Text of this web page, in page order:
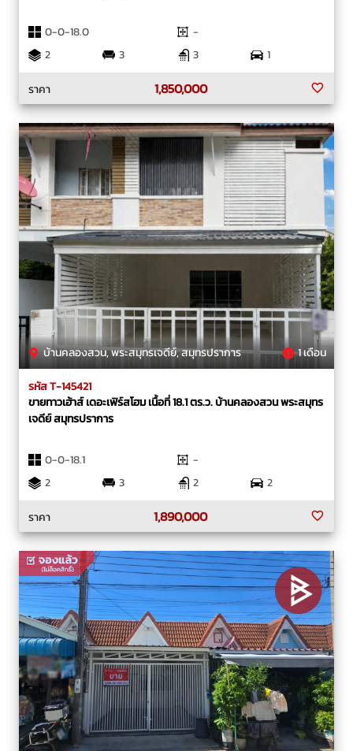
0-0-18.0
-
2
3 3
1
ราคา
1,850,000
บ้านคลองสวน, พระสมุทรเจดีย์, สมุทรปราการ 1 เดือน
รหัส T-145421
ขายทาวเฮ้าส์ เดอะเฟิร์สโฮม เนื้อที่ 18.1 ตร.ว. บ้านคลองสวน พระสมุทร
เจดีย์ สมุทรปราการ
0-0-18.1
-
2
3 2
2
ราคา
1,890,000